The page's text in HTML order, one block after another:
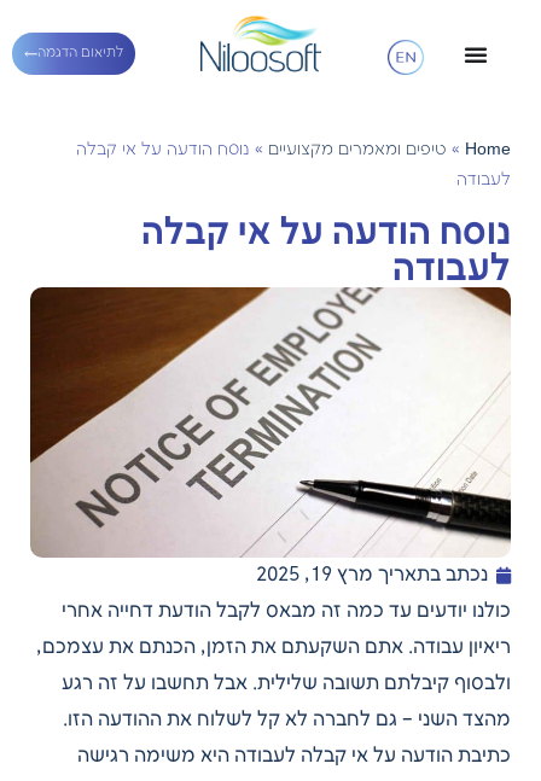
לתיאום הדגמה
Home
» טיפים ומאמרים מקצועיים » נוסח הודעה על אי קבלה
לעבודה
נוסח הודעה על אי קבלה
לעבודה
נכתב בתאריך מרץ 19, 2025
כולנו יודעים עד כמה זה מבאס לקבל הודעת דחייה אחרי
ריאיון עבודה. אתם השקעתם את הזמן, הכנתם את עצמכם,
ולבסוף קיבלתם תשובה שלילית. אבל תחשבו על זה רגע
מהצד השני – גם לחברה לא קל לשלוח את ההודעה הזו.
כתיבת הודעה על אי קבלה לעבודה היא משימה רגישה